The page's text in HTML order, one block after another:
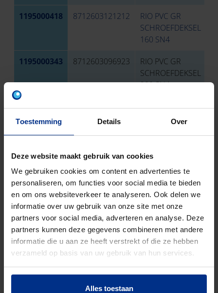
Toestemming Details Over
Deze website maakt gebruik van cookies
We gebruiken cookies om content en advertenties te
personaliseren, om functies voor social media te bieden
en om ons websiteverkeer te analyseren. Ook delen we
informatie over uw gebruik van onze site met onze
partners voor social media, adverteren en analyse. Deze
partners kunnen deze gegevens combineren met andere
informatie die u aan ze heeft verstrekt of die ze hebben
verzameld op basis van uw gebruik van hun services.
Alles toestaan
1195000418 8712603121212
RIO PVC GR
SCHROEFDEKSEL
160 SN4
1195000343 8712603096923
RIO PVC GR
SCHROEFDEKSEL
200 SN4
DOWNLOADS
CONTACTEER ONS
Neem contact op met onze experts voor meer
informatie.